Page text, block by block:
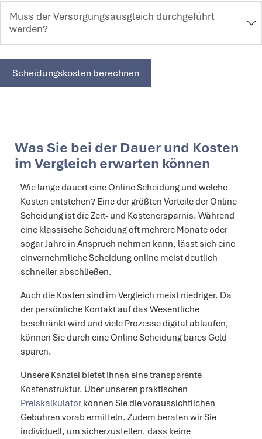
Muss der Versorgungsausgleich durchgeführt
werden?
Scheidungskosten berechnen
Was Sie bei der Dauer und Kosten
im Vergleich erwarten können
Wie lange dauert eine Online Scheidung und welche
Kosten entstehen? Eine der größten Vorteile der Online
Scheidung ist die Zeit- und Kostenersparnis. Während
eine klassische Scheidung oft mehrere Monate oder
sogar Jahre in Anspruch nehmen kann, lässt sich eine
einvernehmliche Scheidung online meist deutlich
schneller abschließen.
Auch die Kosten sind im Vergleich meist niedriger. Da
der persönliche Kontakt auf das Wesentliche
beschränkt wird und viele Prozesse digital ablaufen,
können Sie durch eine Online Scheidung bares Geld
sparen.
Unsere Kanzlei bietet Ihnen eine transparente
Kostenstruktur. Über unseren praktischen
Preiskalkulator können Sie die voraussichtlichen
Gebühren vorab ermitteln. Zudem beraten wir Sie
individuell, um sicherzustellen, dass keine